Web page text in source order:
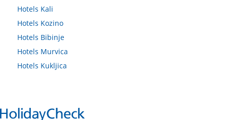
Hotels Kali
Hotels Kozino
Hotels Bibinje
Hotels Murvica
Hotels Kukljica